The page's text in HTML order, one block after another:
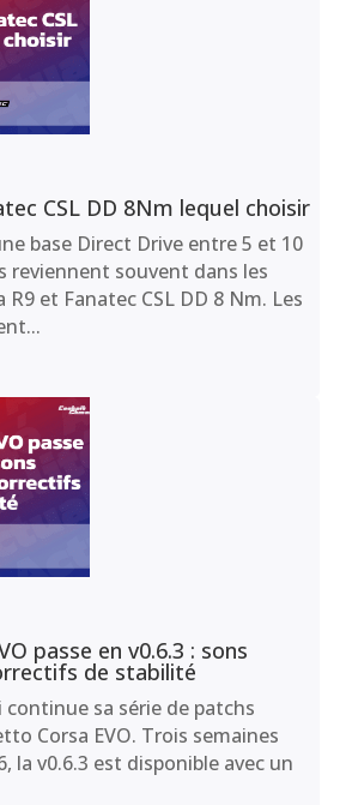
CSL DD 8Nm lequel choisir
base Direct Drive entre 5 et 10
reviennent souvent dans les
et Fanatec CSL DD 8 Nm. Les
passe en v0.6.3 : sons
de stabilité
continue sa série de patchs
Corsa EVO. Trois semaines
la v0.6.3 est disponible avec un